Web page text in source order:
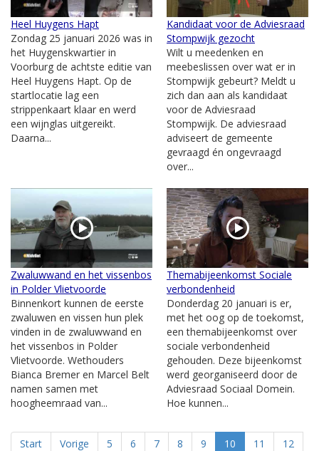
Heel Huygens Hapt
Zondag 25 januari 2026 was in
het Huygenskwartier in
Voorburg de achtste editie van
Heel Huygens Hapt. Op de
startlocatie lag een
strippenkaart klaar en werd
een wijnglas uitgereikt.
Daarna...
Kandidaat voor de Adviesraad
Stompwijk gezocht
Wilt u meedenken en
meebeslissen over wat er in
Stompwijk gebeurt? Meldt u
zich dan aan als kandidaat
voor de Adviesraad
Stompwijk. De adviesraad
adviseert de gemeente
gevraagd én ongevraagd
over...
Zwaluwwand en het vissenbos
in Polder Vlietvoorde
Binnenkort kunnen de eerste
zwaluwen en vissen hun plek
vinden in de zwaluwwand en
het vissenbos in Polder
Vlietvoorde. Wethouders
Bianca Bremer en Marcel Belt
namen samen met
hoogheemraad van...
Themabijeenkomst Sociale
verbondenheid
Donderdag 20 januari is er,
met het oog op de toekomst,
een themabijeenkomst over
sociale verbondenheid
gehouden. Deze bijeenkomst
werd georganiseerd door de
Adviesraad Sociaal Domein.
Hoe kunnen...
Start Vorige 5 6 7 8 9 10 11
12